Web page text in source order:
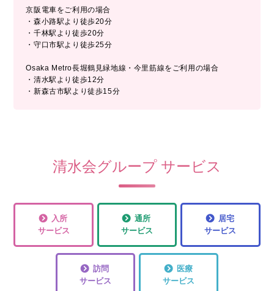
京阪電車をご利用の場合
・森小路駅より徒歩20分
・千林駅より徒歩20分
・守口市駅より徒歩25分
Osaka Metro長堀鶴見緑地線・今里筋線をご利用の場合
・清水駅より徒歩12分
・新森古市駅より徒歩15分
清水会グループ サービス
入所
サービス
通所
サービス
居宅
サービス
訪問
サービス
医療
サービス